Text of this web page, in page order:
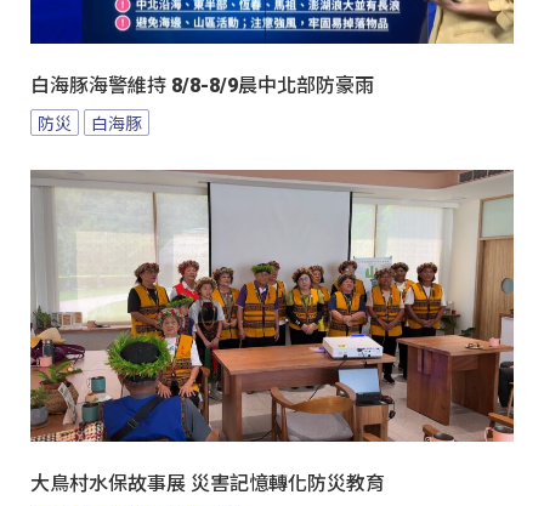
白海豚海警維持 8/8-8/9晨中北部防豪雨
防災 白海豚
大鳥村水保故事展 災害記憶轉化防災教育